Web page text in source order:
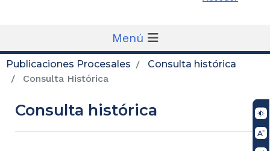
Menú
Publicaciones Procesales
Consulta histórica
Consulta Histórica
Consulta histórica